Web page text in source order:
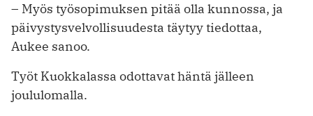
– Myös työsopimuksen pitää olla kunnossa, ja
päivystysvelvollisuudesta täytyy tiedottaa,
Aukee sanoo.
Työt Kuokkalassa odottavat häntä jälleen
joululomalla.